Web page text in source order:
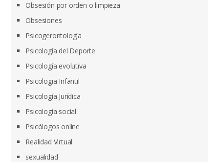
Obsesión por orden o limpieza
Obsesiones
Psicogerontología
Psicología del Deporte
Psicología evolutiva
Psicologia Infantil
Psicología Jurídica
Psicología social
Psicólogos online
Realidad Virtual
sexualidad